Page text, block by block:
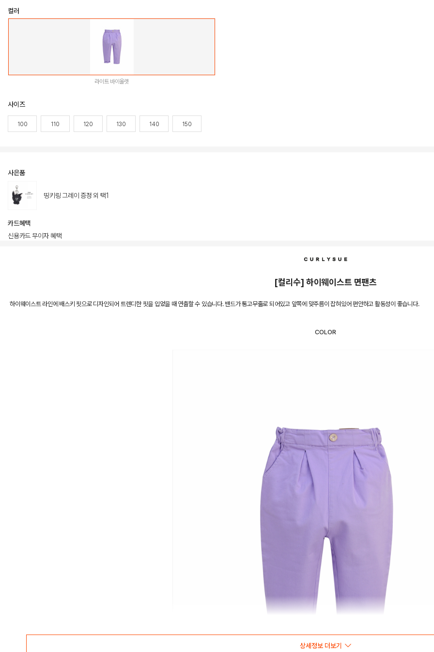
컬러
라이트 바이올렛
사이즈
100 110 120 130 140 150
사은품
띵키링 그레이 증정 외 택1
카드혜택
신용카드 무이자 혜택
[컬리수] 하이웨이스트 면팬츠
하이웨이스트 라인에 배스키 핏으로 디자인되어 트렌디한 핏을 입었을 때 연출할 수 있습니다. 밴드가 통고무줄로 되어있고 앞쪽에 맞주름이 잡혀있어 편안하고 활동성이 좋습니다.
COLOR
상세정보 더보기